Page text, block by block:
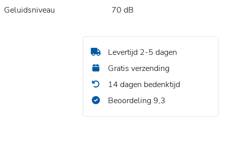
Geluidsniveau
70 dB
Levertijd 2-5 dagen
Gratis verzending
14 dagen bedenktijd
Beoordeling 9,3